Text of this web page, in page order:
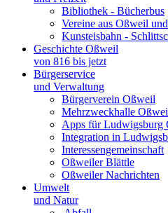
Bibliothek - Bücherbus
Vereine aus Oßweil
Kunsteisbahn -
Geschichte Oßweil
von 816 bis jetzt
Bürgerservice
und Verwaltung
Bürgerverein Oßweil
Mehrzweckhalle
Apps für Ludwigsburg
Integration in
Interessengemeinschaft
Oßweiler Blättle
Oßweiler Nachrichten
Umwelt
und Natur